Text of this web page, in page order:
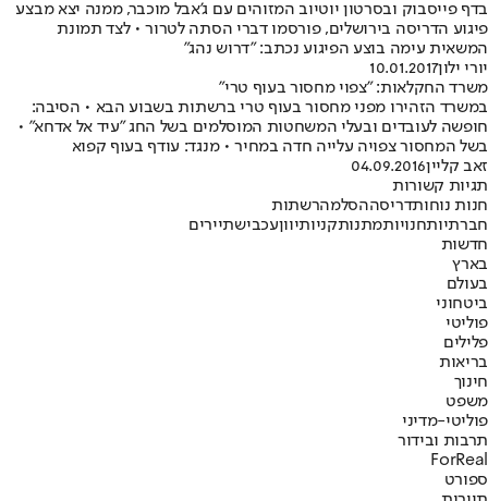
בדף פייסבוק ובסרטון יוטיוב המזוהים עם ג'אבל מוכבר, ממנה יצא מבצע
פיגוע הדריסה בירושלים, פורסמו דברי הסתה לטרור • לצד תמונת
המשאית עימה בוצע הפיגוע נכתב: "דרוש נהג"
יורי ילון10.01.2017
משרד החקלאות: "צפוי מחסור בעוף טרי"
במשרד הזהירו מפני מחסור בעוף טרי ברשתות בשבוע הבא • הסיבה:
חופשה לעובדים ובעלי המשחטות המוסלמים בשל החג "עיד אל אדחא" •
בשל המחסור צפויה עלייה חדה במחיר • מנגד: עודף בעוף קפוא
זאב קליין04.09.2016
תגיות קשורות
חנות נוחותדריסההסלמהרשתות
חברתיותחנויותמתנותקניותיווןעכבישתיירים
חדשות
בארץ
בעולם
ביטחוני
פוליטי
פלילים
בריאות
חינוך
משפט
פוליטי-מדיני
תרבות ובידור
ForReal
ספורט